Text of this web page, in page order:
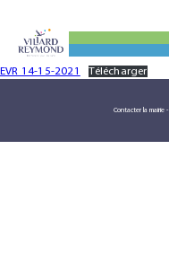
EVR 14-15-2021 Télécharger
Contacter la mairie-